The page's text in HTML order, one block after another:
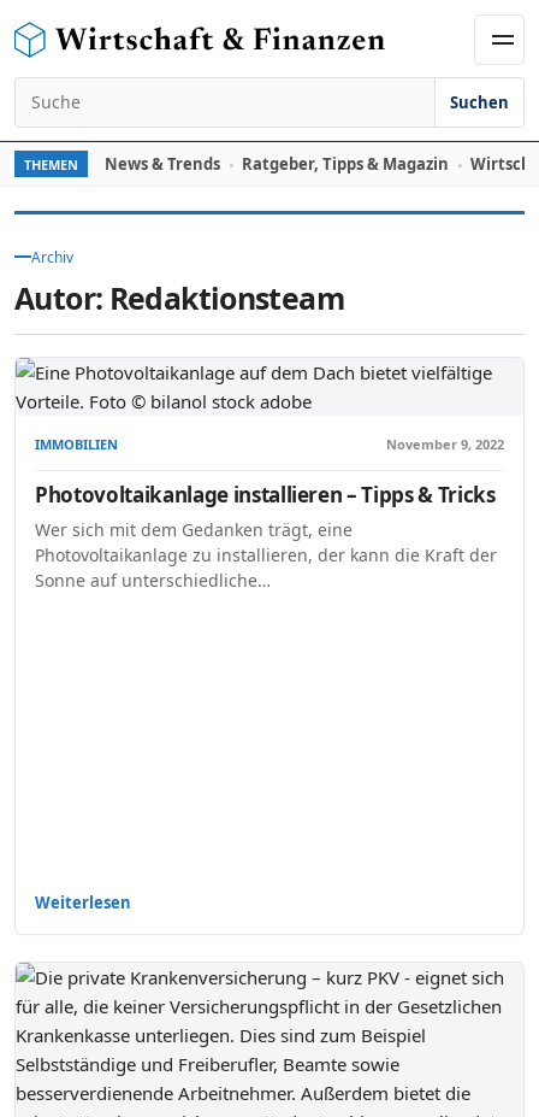
Suchen nach:
Suchen
THEMEN News & Trends Ratgeber, Tipps & Magazin
Archiv
Autor: Redaktionsteam
IMMOBILIEN November 9, 2022
Photovoltaikanlage installieren – Tipps & Tricks
Wer sich mit dem Gedanken trägt, eine
Photovoltaikanlage zu installieren, der kann die Kraft der
Sonne auf unterschiedliche…
Weiterlesen